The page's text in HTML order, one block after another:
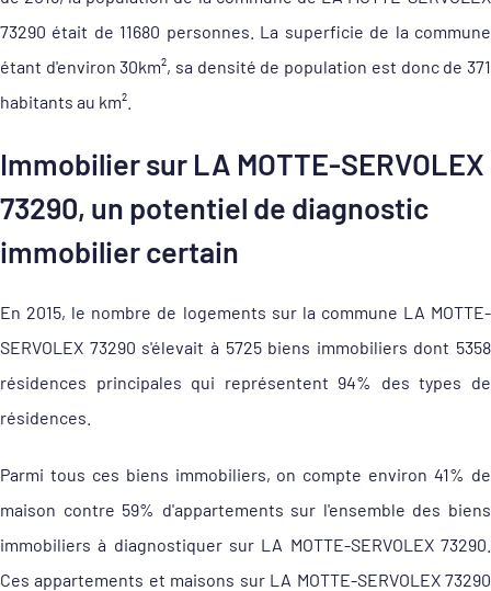
73290 était de 11680 personnes. La superficie de la commune
étant d'environ 30km², sa densité de population est donc de 371
habitants au km².
Immobilier sur LA MOTTE-SERVOLEX
73290, un potentiel de diagnostic
immobilier certain
En 2015, le nombre de logements sur la commune LA MOTTE-
SERVOLEX 73290 s'élevait à 5725 biens immobiliers dont 5358
résidences principales qui représentent 94% des types de
résidences.
Parmi tous ces biens immobiliers, on compte environ 41% de
maison contre 59% d'appartements sur l'ensemble des biens
immobiliers à diagnostiquer sur LA MOTTE-SERVOLEX 73290.
Ces appartements et maisons sur LA MOTTE-SERVOLEX 73290